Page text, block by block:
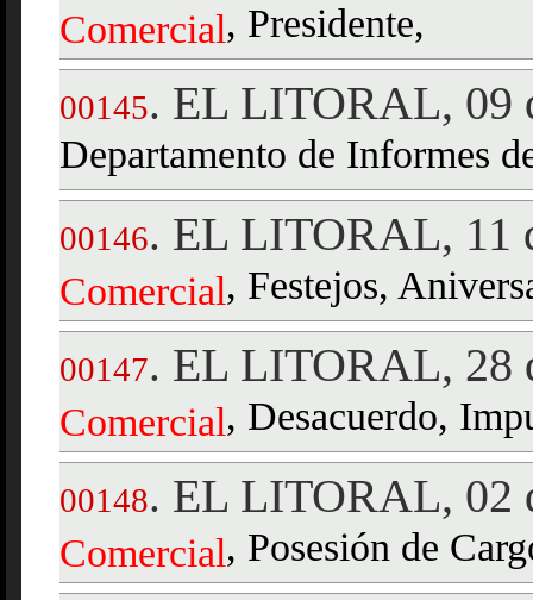
Comercial, Presidente,
00145. EL LITORAL, 09
Departamento de Informes
00146. EL LITORAL, 11
Comercial, Festejos,
00147. EL LITORAL, 28
Comercial, Desacuerdo,
00148. EL LITORAL, 02
Comercial, Posesión de